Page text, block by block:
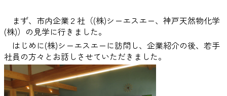
まず、市内企業２社（(株)シーエスエー、神戸天然物化学
(株)）の見学に行きました。
はじめに(株)シーエスエーに訪問し、企業紹介の後、若手
社員の方々とお話しさせていただきました。